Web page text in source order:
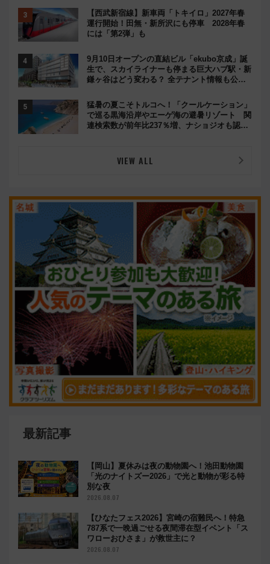
【西武新宿線】新車両「トキイロ」2027年春
運行開始！田無・新所沢にも停車 2028年春
には「第2弾」も
9月10日オープンの直結ビル「ekubo京成」誕
生で、スカイライナーも停まる巨大ハブ駅・新
鎌ヶ谷はどう変わる？ 全テナント情報も公
猛暑の夏こそトルコへ！「クールケーション」
で巡る黒海沿岸やエーゲ海の避暑リゾート 関
連検索数が前年比237％増、ナショジオも認め
VIEW ALL
最新記事
【岡山】夏休みは夜の動物園へ！池田動物園
「光のナイトズー2026」で光と動物が彩る特
別な夜
2026.08.07
【ひなたフェス2026】宮崎の宿難民へ！特急
787系で一晩過ごせる夜間滞在型イベント「ス
ワローおひさま」が救世主に？
2026.08.07